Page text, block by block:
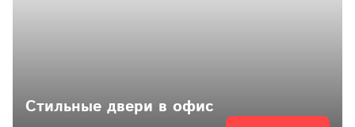
Стильные двери в офис